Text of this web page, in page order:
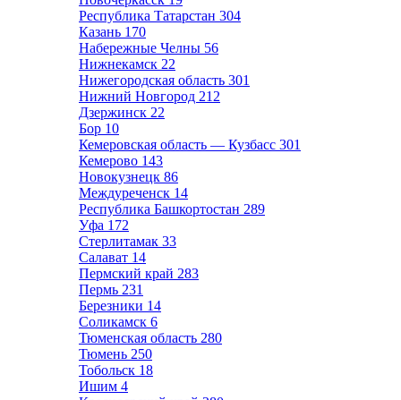
Республика Татарстан 304
Казань 170
Набережные Челны 56
Нижнекамск 22
Нижегородская область 301
Нижний Новгород 212
Дзержинск 22
Бор 10
Кемеровская область — Кузбасс 301
Кемерово 143
Новокузнецк 86
Междуреченск 14
Республика Башкортостан 289
Уфа 172
Стерлитамак 33
Салават 14
Пермский край 283
Пермь 231
Березники 14
Соликамск 6
Тюменская область 280
Тюмень 250
Тобольск 18
Ишим 4